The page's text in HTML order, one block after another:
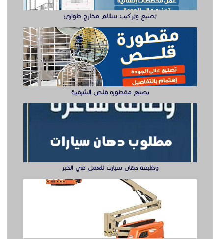
وظيفة دهان سيارت للعمل في الخبر
تصنيع صناديق وهياكل سيارات الشرقية